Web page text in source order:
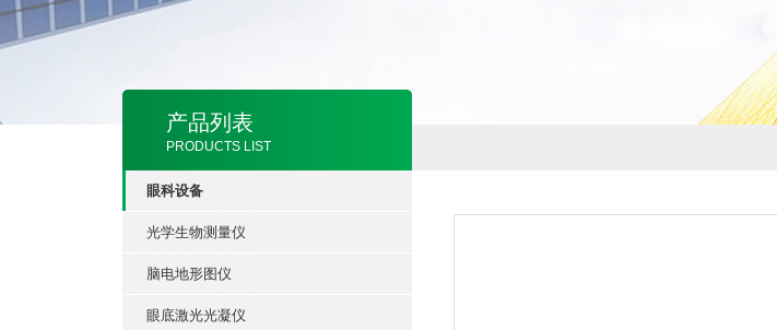
产品列表
PRODUCTS LIST
眼科设备
光学生物测量仪
脑电地形图仪
眼底激光光凝仪